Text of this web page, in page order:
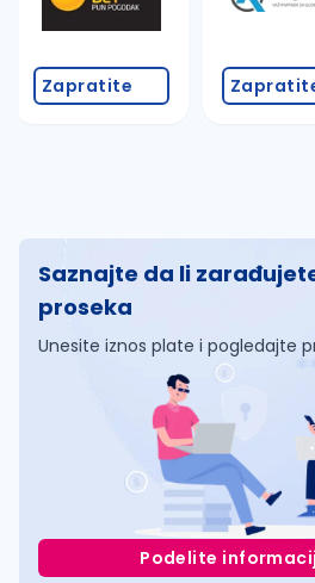
Zapratite
Saznajte da li
proseka
Unesite iznos plate i pogledajte
Podelite